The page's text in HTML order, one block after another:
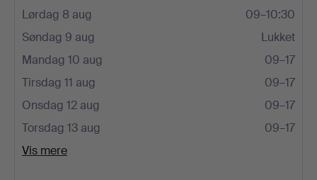
Lørdag 8 aug
09–10:30
Søndag 9 aug
Lukket
Mandag 10 aug
09–17
Tirsdag 11 aug
09–17
Onsdag 12 aug
09–17
Torsdag 13 aug
09–17
Vis mere